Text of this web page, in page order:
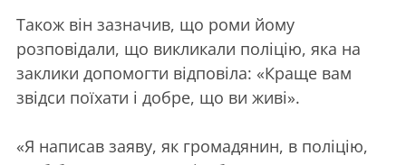
Також він зазначив, що роми йому
розповідали, що викликали поліцію, яка на
заклики допомогти відповіла: «Краще вам
звідси поїхати і добре, що ви живі».
«Я написав заяву, як громадянин, в поліцію,